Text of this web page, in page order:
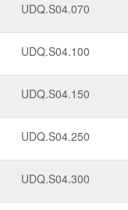
UDQ.S04.070
UDQ.S04.100
UDQ.S04.150
UDQ.S04.250
UDQ.S04.300